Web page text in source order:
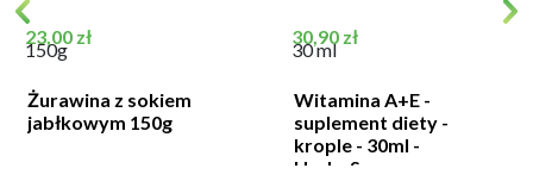
Cena
23,00 zł
150g
Żurawina z sokiem
jabłkowym 150g
Cena
30,90 zł
30 ml
Witamina A+E -
suplement diety -
krople - 30ml -
HerbaSano